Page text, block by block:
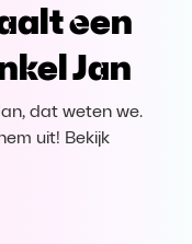
Download
Download
een
Jan
dat weten we.
uit! Bekijk